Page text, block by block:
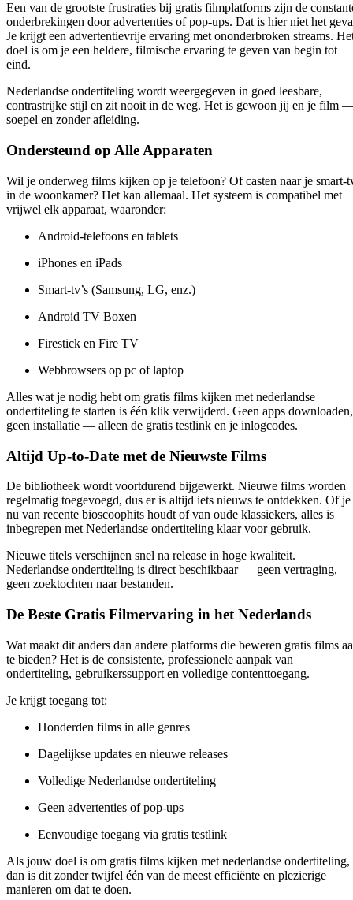
Een van de grootste frustraties bij gratis filmplatforms zijn de
onderbrekingen door advertenties of pop-ups. Dat is hier niet het
Je krijgt een advertentievrije ervaring met ononderbroken streams.
doel is om je een heldere, filmische ervaring te geven van begin tot
eind.
Nederlandse ondertiteling wordt weergegeven in goed leesbare,
contrastrijke stijl en zit nooit in de weg. Het is gewoon jij en je film
soepel en zonder afleiding.
Ondersteund op Alle Apparaten
Wil je onderweg films kijken op je telefoon? Of casten naar je smart-
in de woonkamer? Het kan allemaal. Het systeem is compatibel met
vrijwel elk apparaat, waaronder:
Android-telefoons en tablets
iPhones en iPads
Smart-tv’s (Samsung, LG, enz.)
Android TV Boxen
Firestick en Fire TV
Webbrowsers op pc of laptop
Alles wat je nodig hebt om gratis films kijken met nederlandse
ondertiteling te starten is één klik verwijderd. Geen apps downloaden,
geen installatie — alleen de gratis testlink en je inlogcodes.
Altijd Up-to-Date met de Nieuwste Films
De bibliotheek wordt voortdurend bijgewerkt. Nieuwe films worden
regelmatig toegevoegd, dus er is altijd iets nieuws te ontdekken. Of je
nu van recente bioscoophits houdt of van oude klassiekers, alles is
inbegrepen met Nederlandse ondertiteling klaar voor gebruik.
Nieuwe titels verschijnen snel na release in hoge kwaliteit.
Nederlandse ondertiteling is direct beschikbaar — geen vertraging,
geen zoektochten naar bestanden.
De Beste Gratis Filmervaring in het Nederlands
Wat maakt dit anders dan andere platforms die beweren gratis films
te bieden? Het is de consistente, professionele aanpak van
ondertiteling, gebruikerssupport en volledige contenttoegang.
Je krijgt toegang tot:
Honderden films in alle genres
Dagelijkse updates en nieuwe releases
Volledige Nederlandse ondertiteling
Geen advertenties of pop-ups
Eenvoudige toegang via gratis testlink
Als jouw doel is om gratis films kijken met nederlandse ondertiteling,
dan is dit zonder twijfel één van de meest efficiënte en plezierige
manieren om dat te doen.